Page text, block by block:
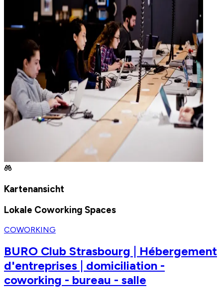
Kartenansicht
Lokale Coworking Spaces
COWORKING
BURO Club Strasbourg | Hébergement
d'entreprises | domiciliation -
coworking - bureau - salle